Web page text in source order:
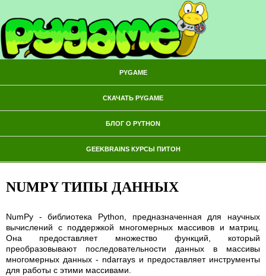
PYGAME
СКАЧАТЬ PYGAME
БЛОГ О PYTHON
GEEKBRAINS КУРСЫ ПИТОН
NUMPY ТИПЫ ДАННЫХ
NumPy - библиотека Python, предназначенная для научных
вычислений с поддержкой многомерных массивов и матриц.
Она предоставляет множество функций, который
преобразовывают последовательности данных в массивы
многомерных данных - ndarrays и предоставляет инструменты
для работы с этими массивами.